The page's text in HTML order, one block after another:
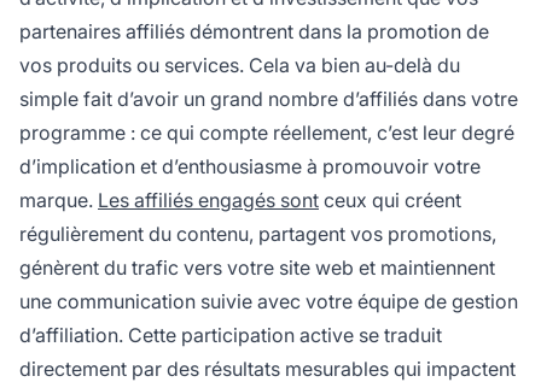
partenaires affiliés démontrent dans la promotion de
vos produits ou services. Cela va bien au-delà du
simple fait d’avoir un grand nombre d’affiliés dans votre
programme : ce qui compte réellement, c’est leur degré
d’implication et d’enthousiasme à promouvoir votre
marque. Les affiliés engagés sont ceux qui créent
régulièrement du contenu, partagent vos promotions,
génèrent du trafic vers votre site web et maintiennent
une communication suivie avec votre équipe de gestion
d’affiliation. Cette participation active se traduit
directement par des résultats mesurables qui impactent